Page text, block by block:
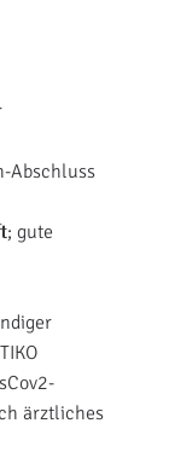
Abschluss
gute
ärztliches